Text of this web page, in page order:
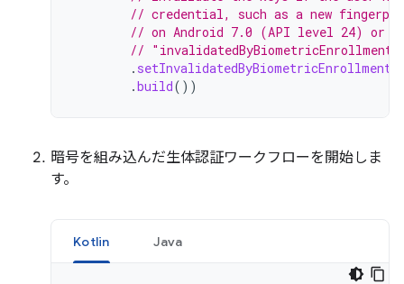
// credential, such as a new
// on Android 7.0 (API level 24) or
//
. setInvalidatedByBiometricEnrollment
.build())
暗号を組み込んだ生体認証ワークフローを開始しま
す。
Kotlin Java